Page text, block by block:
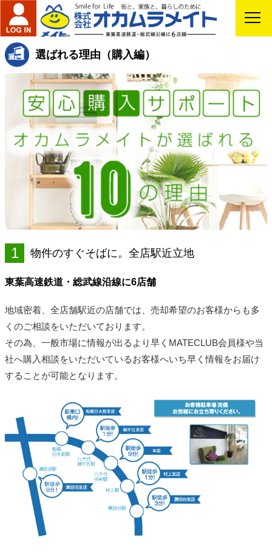
選ばれる理由（購入編）
1 物件のすぐそばに。全店駅近立地
東葉高速鉄道・総武線沿線に6店舗
地域密着、全店舗駅近の店舗では、売却希望のお客様からも多
くのご相談をいただいております。
その為、一般市場に情報が出るより早くMATECLUB会員様や当
社へ購入相談をいただいているお客様へいち早く情報をお届け
することが可能となります。